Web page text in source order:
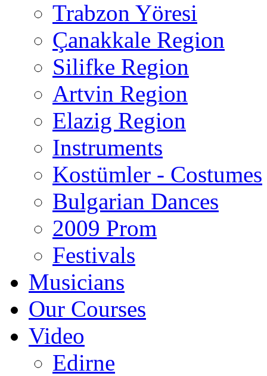
Trabzon Yöresi
Çanakkale Region
Silifke Region
Artvin Region
Elazig Region
Instruments
Kostümler - Costumes
Bulgarian Dances
2009 Prom
Festivals
Musicians
Our Courses
Video
Edirne